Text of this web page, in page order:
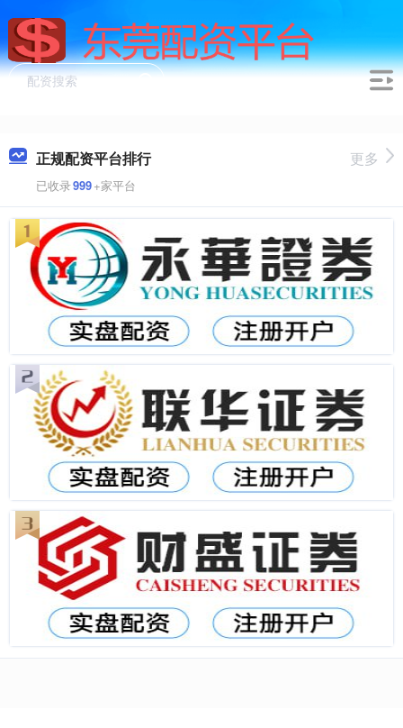
正规配资平台排行
已收录999+家平台
更多